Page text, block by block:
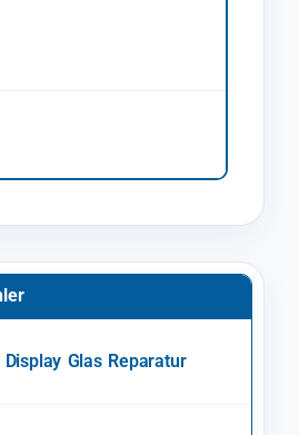
Glas Reparatur